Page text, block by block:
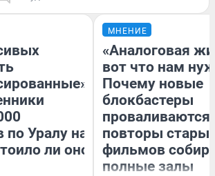
Уралу на
ли оно
МНЕНИЕ
«Аналоговая
вот что нам
Почему новые
блокбастеры
повторы
фильмов
полные залы